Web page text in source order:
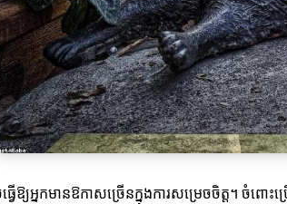
វើឱ្យអ្នកមានឱកាសច្រើនក្នុងការសម្រេចចិត្ត។ ចំព